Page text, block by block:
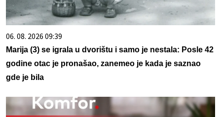
06. 08. 2026 09:39
Marija (3) se igrala u dvorištu i samo je nestala: Posle 42
godine otac je pronašao, zanemeo je kada je saznao
gde je bila